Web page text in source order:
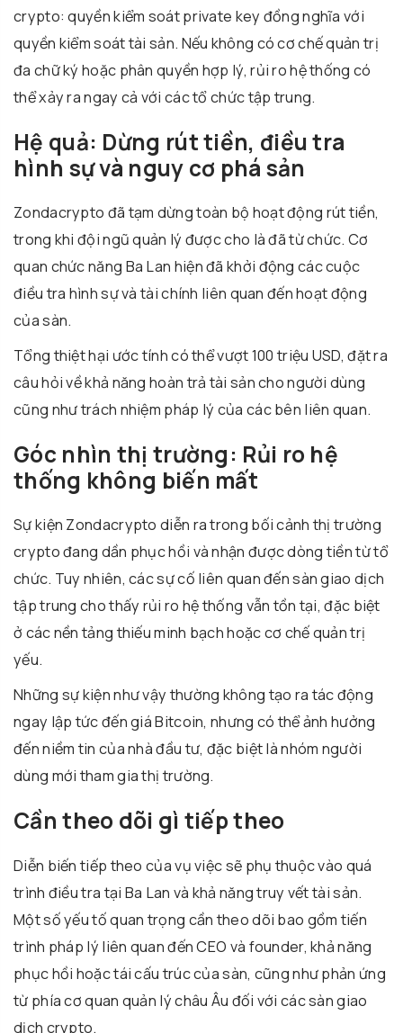
crypto: quyền kiểm soát private key đồng nghĩa với
quyền kiểm soát tài sản. Nếu không có cơ chế quản trị
đa chữ ký hoặc phân quyền hợp lý, rủi ro hệ thống có
thể xảy ra ngay cả với các tổ chức tập trung.
Hệ quả: Dừng rút tiền, điều tra
hình sự và nguy cơ phá sản
Zondacrypto đã tạm dừng toàn bộ hoạt động rút tiền,
trong khi đội ngũ quản lý được cho là đã từ chức. Cơ
quan chức năng Ba Lan hiện đã khởi động các cuộc
điều tra hình sự và tài chính liên quan đến hoạt động
của sàn.
Tổng thiệt hại ước tính có thể vượt 100 triệu USD, đặt ra
câu hỏi về khả năng hoàn trả tài sản cho người dùng
cũng như trách nhiệm pháp lý của các bên liên quan.
Góc nhìn thị trường: Rủi ro hệ
thống không biến mất
Sự kiện Zondacrypto diễn ra trong bối cảnh thị trường
crypto đang dần phục hồi và nhận được dòng tiền từ tổ
chức. Tuy nhiên, các sự cố liên quan đến sàn giao dịch
tập trung cho thấy rủi ro hệ thống vẫn tồn tại, đặc biệt
ở các nền tảng thiếu minh bạch hoặc cơ chế quản trị
yếu.
Những sự kiện như vậy thường không tạo ra tác động
ngay lập tức đến giá Bitcoin, nhưng có thể ảnh hưởng
đến niềm tin của nhà đầu tư, đặc biệt là nhóm người
dùng mới tham gia thị trường.
Cần theo dõi gì tiếp theo
Diễn biến tiếp theo của vụ việc sẽ phụ thuộc vào quá
trình điều tra tại Ba Lan và khả năng truy vết tài sản.
Một số yếu tố quan trọng cần theo dõi bao gồm tiến
trình pháp lý liên quan đến CEO và founder, khả năng
phục hồi hoặc tái cấu trúc của sàn, cũng như phản ứng
từ phía cơ quan quản lý châu Âu đối với các sàn giao
dịch crypto.